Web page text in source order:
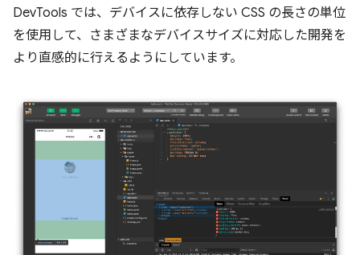
DevTools では、デバイスに依存しない CSS の長さの単位
を使用して、さまざまなデバイスサイズに対応した開発を
より直感的に行えるようにしています。